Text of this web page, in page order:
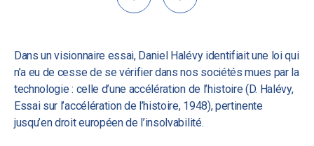
Dans un visionnaire essai, Daniel Halévy identifiait une loi qui
n’a eu de cesse de se vérifier dans nos sociétés mues par la
technologie : celle d’une accélération de l’histoire (D. Halévy,
Essai sur l’accélération de l’histoire, 1948), pertinente
jusqu’en droit européen de l’insolvabilité.